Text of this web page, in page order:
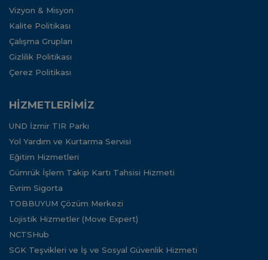
Vizyon & Misyon
Kalite Politikası
Çalışma Grupları
Gizlilik Politikası
Çerez Politikası
HİZMETLERİMİZ
UND İzmir TIR Parkı
Yol Yardım ve Kurtarma Servisi
Eğitim Hizmetleri
Gümrük İşlem Takip Kartı Tahsisi Hizmeti
Evrim Sigorta
TOBBUYUM Çözüm Merkezi
Lojistik Hizmetler (Move Expert)
NCTSHub
SGK Teşvikleri ve İş ve Sosyal Güvenlik Hizmeti